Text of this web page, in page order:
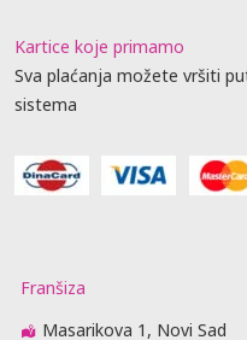
Kartice koje primamo
Sva plaćanja možete vršiti
sistema
Franšiza
Masarikova 1, Novi Sad